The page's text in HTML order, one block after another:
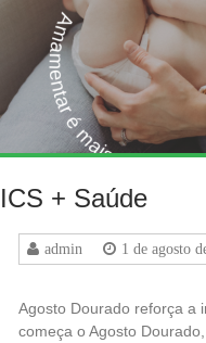
Saúde
ICS + Saúde
admin 1 de agosto
Agosto Dourado reforça a
começa o Agosto